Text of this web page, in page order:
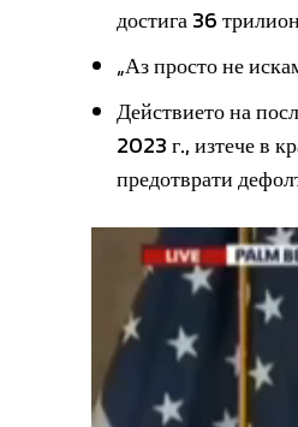
достига 36
„Аз просто не
Действието на
2023 г., изтече в
предотврати